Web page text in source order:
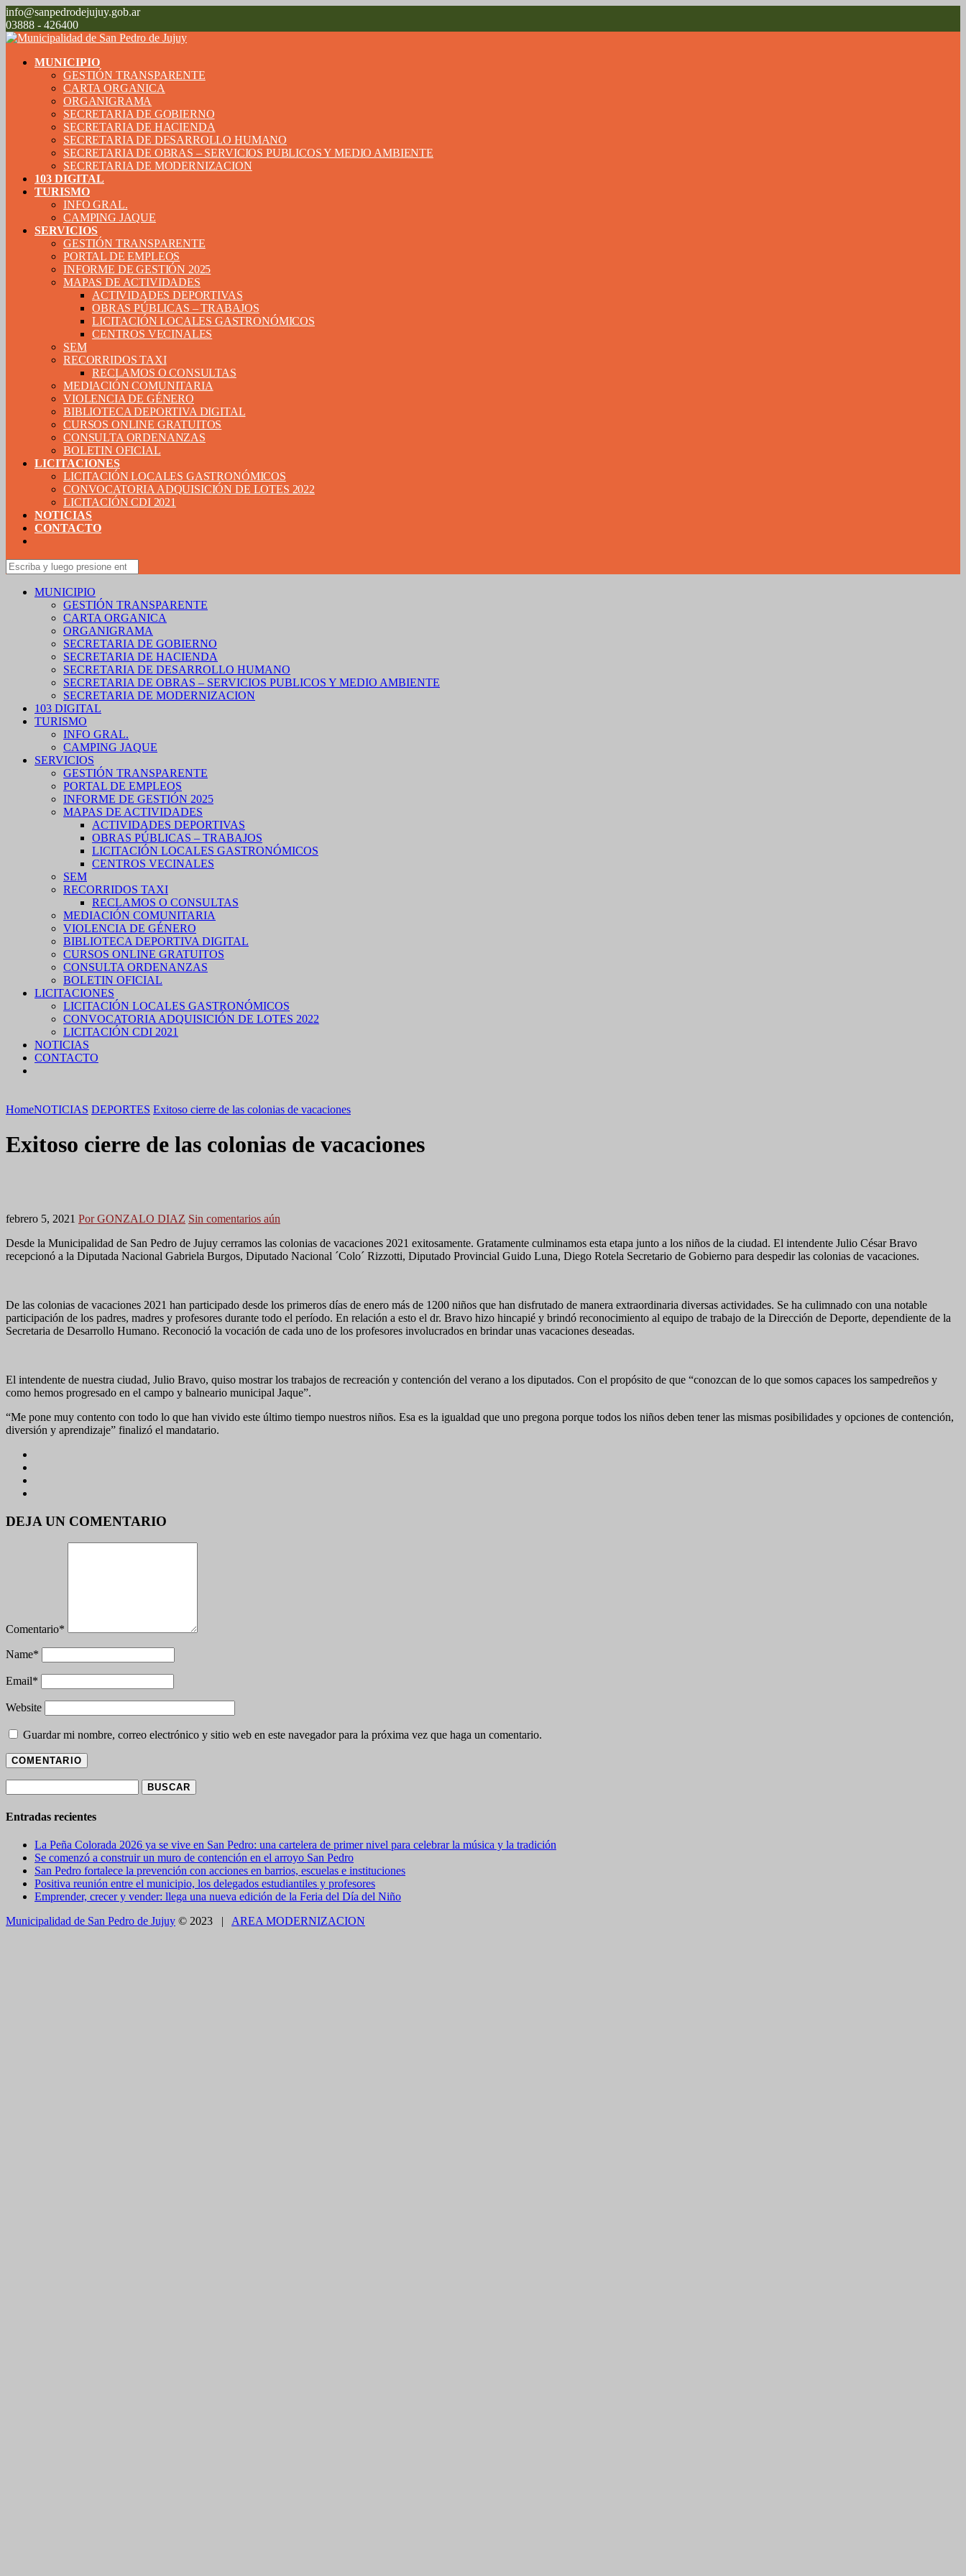
info@sanpedrodejujuy.gob.ar
03888 - 426400
MUNICIPIO
GESTIÓN TRANSPARENTE
CARTA ORGANICA
ORGANIGRAMA
SECRETARIA DE GOBIERNO
SECRETARIA DE HACIENDA
SECRETARIA DE DESARROLLO HUMANO
SECRETARIA DE OBRAS – SERVICIOS PUBLICOS Y MEDIO AMBIENTE
SECRETARIA DE MODERNIZACION
103 DIGITAL
TURISMO
INFO GRAL.
CAMPING JAQUE
SERVICIOS
GESTIÓN TRANSPARENTE
PORTAL DE EMPLEOS
INFORME DE GESTIÓN 2025
MAPAS DE ACTIVIDADES
ACTIVIDADES DEPORTIVAS
OBRAS PÚBLICAS – TRABAJOS
LICITACIÓN LOCALES GASTRONÓMICOS
CENTROS VECINALES
SEM
RECORRIDOS TAXI
RECLAMOS O CONSULTAS
MEDIACIÓN COMUNITARIA
VIOLENCIA DE GÉNERO
BIBLIOTECA DEPORTIVA DIGITAL
CURSOS ONLINE GRATUITOS
CONSULTA ORDENANZAS
BOLETIN OFICIAL
LICITACIONES
LICITACIÓN LOCALES GASTRONÓMICOS
CONVOCATORIA ADQUISICIÓN DE LOTES 2022
LICITACIÓN CDI 2021
NOTICIAS
CONTACTO
MUNICIPIO
GESTIÓN TRANSPARENTE
CARTA ORGANICA
ORGANIGRAMA
SECRETARIA DE GOBIERNO
SECRETARIA DE HACIENDA
SECRETARIA DE DESARROLLO HUMANO
SECRETARIA DE OBRAS – SERVICIOS PUBLICOS Y MEDIO AMBIENTE
SECRETARIA DE MODERNIZACION
103 DIGITAL
TURISMO
INFO GRAL.
CAMPING JAQUE
SERVICIOS
GESTIÓN TRANSPARENTE
PORTAL DE EMPLEOS
INFORME DE GESTIÓN 2025
MAPAS DE ACTIVIDADES
ACTIVIDADES DEPORTIVAS
OBRAS PÚBLICAS – TRABAJOS
LICITACIÓN LOCALES GASTRONÓMICOS
CENTROS VECINALES
SEM
RECORRIDOS TAXI
RECLAMOS O CONSULTAS
MEDIACIÓN COMUNITARIA
VIOLENCIA DE GÉNERO
BIBLIOTECA DEPORTIVA DIGITAL
CURSOS ONLINE GRATUITOS
CONSULTA ORDENANZAS
BOLETIN OFICIAL
LICITACIONES
LICITACIÓN LOCALES GASTRONÓMICOS
CONVOCATORIA ADQUISICIÓN DE LOTES 2022
LICITACIÓN CDI 2021
NOTICIAS
CONTACTO
HomeNOTICIAS DEPORTES Exitoso cierre de las colonias de vacaciones
Exitoso cierre de las colonias de vacaciones
febrero 5, 2021 Por GONZALO DIAZ Sin comentarios aún
Desde la Municipalidad de San Pedro de Jujuy cerramos las colonias de vacaciones 2021 exitosamente. Gratamente culminamos esta etapa junto a los niños de la ciudad. El intendente Julio César Bravo
recepcionó a la Diputada Nacional Gabriela Burgos, Diputado Nacional ´Colo´ Rizzotti, Diputado Provincial Guido Luna, Diego Rotela Secretario de Gobierno para despedir las colonias de vacaciones.
De las colonias de vacaciones 2021 han participado desde los primeros días de enero más de 1200 niños que han disfrutado de manera extraordinaria diversas actividades. Se ha culimnado con una notable
participación de los padres, madres y profesores durante todo el período. En relación a esto el dr. Bravo hizo hincapié y brindó reconocimiento al equipo de trabajo de la Dirección de Deporte, dependiente de la
Secretaria de Desarrollo Humano. Reconoció la vocación de cada uno de los profesores involucrados en brindar unas vacaciones deseadas.
El intendente de nuestra ciudad, Julio Bravo, quiso mostrar los trabajos de recreación y contención del verano a los diputados. Con el propósito de que “conozcan de lo que somos capaces los sampedreños y
como hemos progresado en el campo y balneario municipal Jaque”.
“Me pone muy contento con todo lo que han vivido este último tiempo nuestros niños. Esa es la igualdad que uno pregona porque todos los niños deben tener las mismas posibilidades y opciones de contención,
diversión y aprendizaje” finalizó el mandatario.
DEJA UN COMENTARIO
Comentario*
Name*
Email*
Website
Guardar mi nombre, correo electrónico y sitio web en este navegador para la próxima vez que haga un comentario.
Entradas recientes
La Peña Colorada 2026 ya se vive en San Pedro: una cartelera de primer nivel para celebrar la música y la tradición
Se comenzó a construir un muro de contención en el arroyo San Pedro
San Pedro fortalece la prevención con acciones en barrios, escuelas e instituciones
Positiva reunión entre el municipio, los delegados estudiantiles y profesores
Emprender, crecer y vender: llega una nueva edición de la Feria del Día del Niño
Municipalidad de San Pedro de Jujuy © 2023 | AREA MODERNIZACION